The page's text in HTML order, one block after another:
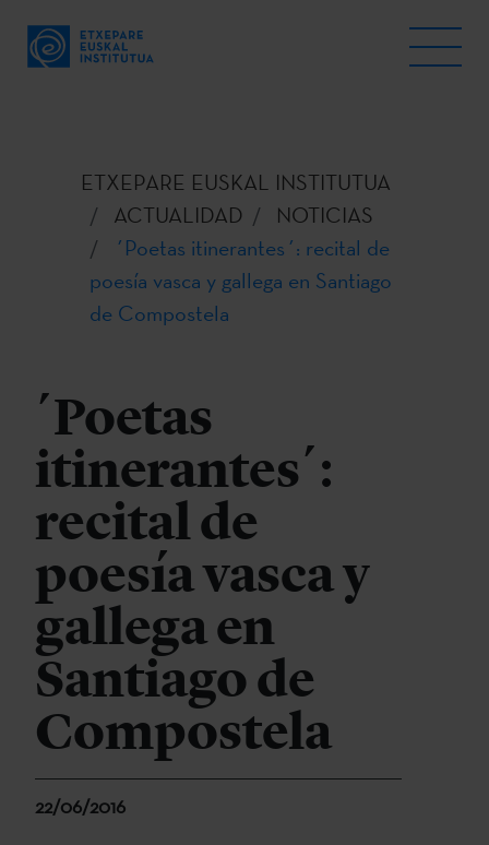
ETXEPARE EUSKAL INSTITUTUA
ACTUALIDAD
NOTICIAS
´Poetas itinerantes´: recital de
poesía vasca y gallega en Santiago
de Compostela
´Poetas
itinerantes´:
recital de
poesía vasca y
gallega en
Santiago de
Compostela
22/06/2016